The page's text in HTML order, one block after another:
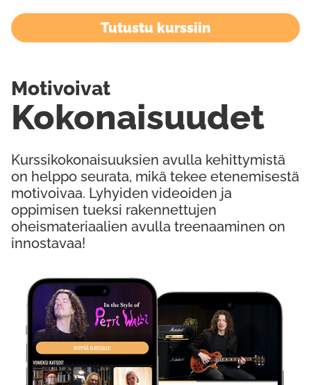
Kokeile Ilmaiseksi
Tutustu kurssiin
Kurssikokonaisuuksien avulla kehittymistä
on helppo seurata, mikä tekee etenemisestä
motivoivaa. Lyhyiden videoiden ja
oppimisen tueksi rakennettujen
oheismateriaalien avulla treenaaminen on
innostavaa!
Kokonaisuudet
Motivoivat